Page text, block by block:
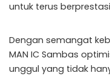
untuk terus
Dengan semangat
MAN IC Sambas
unggul yang tidak